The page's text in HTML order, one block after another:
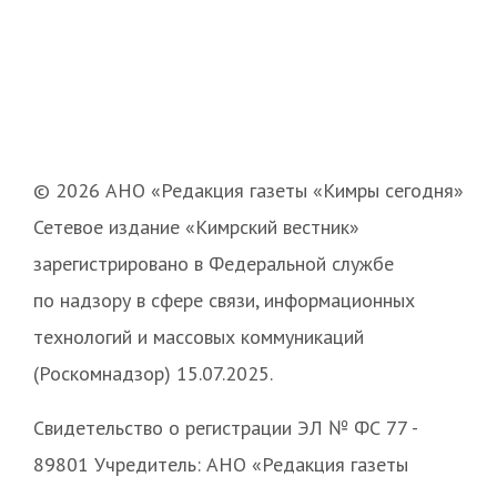
© 2026 АНО «Редакция газеты «Кимры сегодня»
Сетевое издание «Кимрский вестник»
зарегистрировано в Федеральной службе
по надзору в сфере связи, информационных
технологий и массовых коммуникаций
(Роскомнадзор) 15.07.2025.
Свидетельство о регистрации ЭЛ № ФС 77 -
89801 Учредитель: АНО «Редакция газеты